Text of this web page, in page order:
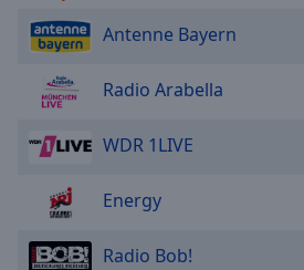
Antenne Bayern
Radio Arabella
WDR 1LIVE
Energy
Radio Bob!